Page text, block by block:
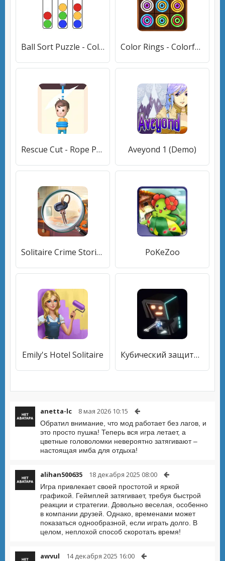
Ball Sort Puzzle - Color Sorting Game Color Rings - Colorful Puzzle Game
Rescue Cut - Rope Puzzle Aveyond 1 (Demo)
Solitaire Crime Stories PoKeZoo
Emily's Hotel Solitaire Кубический защитник: пушки!
anetta-lc 8 мая 2026 10:15
Обратил внимание, что мод работает без лагов, и
это просто пушка! Теперь вся игра летает, а
цветные головоломки невероятно затягивают –
настоящая имба для отдыха!
alihan500635 18 декабря 2025 08:00
Игра привлекает своей простотой и яркой
графикой. Геймплей затягивает, требуя быстрой
реакции и стратегии. Довольно веселая, особенно
в компании друзей. Однако, временами может
показаться однообразной, если играть долго. В
целом, неплохой способ скоротать время!
awvul 14 декабря 2025 16:00